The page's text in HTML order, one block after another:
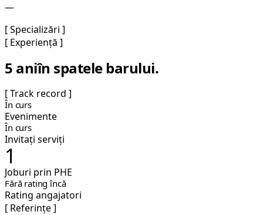
—
[ Specializări ]
[ Experiență ]
5 aniîn spatele barului.
[ Track record ]
În curs
Evenimente
În curs
Invitați serviți
1
Joburi prin PHE
Fără rating încă
Rating angajatori
[ Referințe ]